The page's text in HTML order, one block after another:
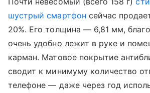
шустрый смартфон сейчас
20%. Его толщина — 6,81 мм,
очень удобно лежит в руке и
карман. Матовое покрытие
сводит к минимуму количество
телефоне — даже через год